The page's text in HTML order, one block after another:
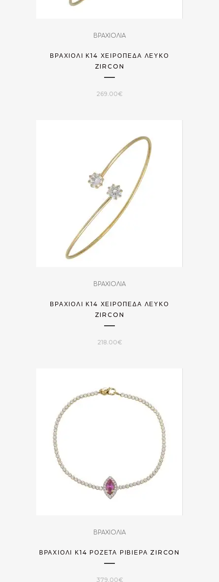
ΒΡΑΧΙΟΛΙΑ
ΒΡΑΧΙΌΛΙ Κ14 ΧΕΙΡΟΠΈΔΑ ΛΕΥΚΌ
ZIRCON
269.00€
ΒΡΑΧΙΟΛΙΑ
ΒΡΑΧΙΌΛΙ Κ14 ΧΕΙΡΟΠΈΔΑ ΛΕΥΚΌ
ZIRCON
218.00€
ΒΡΑΧΙΟΛΙΑ
ΒΡΑΧΙΌΛΙ Κ14 ΡΟΖΈΤΑ ΡΙΒΙΈΡΑ ZIRCON
379.00€